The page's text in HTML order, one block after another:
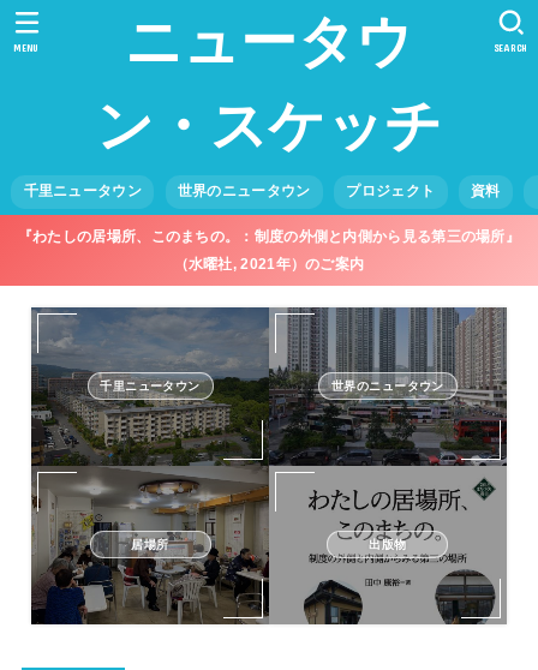
ニュータウ
ン・スケッチ
千里ニュータウン 世界のニュータウン プロジェクト 資料
SEARCH
MENU
『わたしの居場所、このまちの。：制度の外側と内側から見る第三の場所』
（水曜社, 2021年）のご案内
千里ニュータウン 世界のニュータウン
居場所 出版物